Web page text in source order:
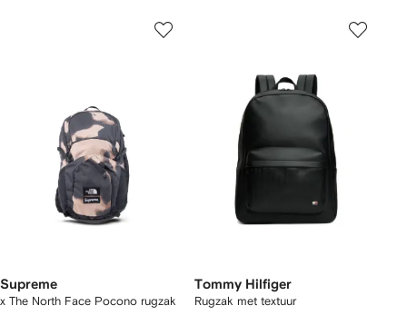
Supreme
x The North Face Pocono rugzak
Tommy Hilfiger
Rugzak met textuur